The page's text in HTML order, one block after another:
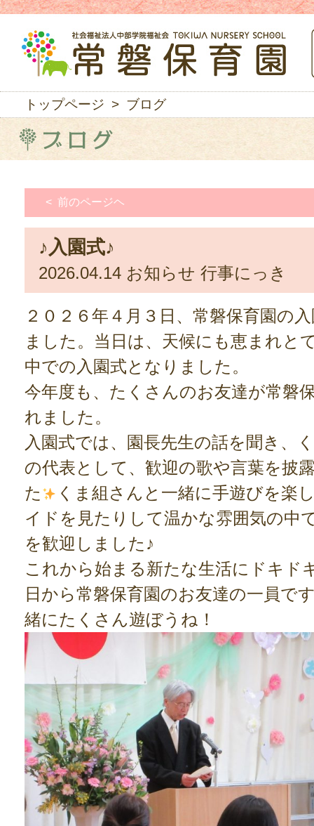
トップページ > ブログ
< 前のページヘ
♪入園式♪
2026.04.14 お知らせ 行事にっき
２０２６年４月３日、常磐保育園の
ました。当日は、天候にも恵まれと
中での入園式となりました。
今年度も、たくさんのお友達が常磐
れました。
入園式では、園長先生の話を聞き、
の代表として、歓迎の歌や言葉を披
た
くま組さんと一緒に手遊びを楽
イドを見たりして温かな雰囲気の中
を歓迎しました♪
これから始まる新たな生活にドキド
日から常磐保育園のお友達の一員で
緒にたくさん遊ぼうね！